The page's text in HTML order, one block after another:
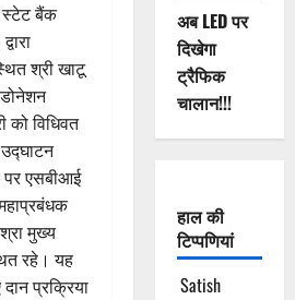
स्टेट बैंक
श्री खाटू
को विधिवत
उद्घाटन
एसबीआई
मुख्य
रहे। यह
प्रक्रिया
अब LED पर
दिखेगा
ट्रैफिक
चालान!!!
हाल की
टिप्पणियां
Satish